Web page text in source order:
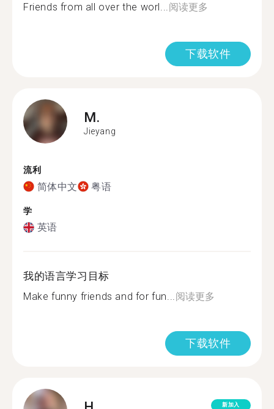
Friends from all over the worl...阅读更多
下载软件
M.
Jieyang
流利
简体中文 粤语
学
英语
我的语言学习目标
Make funny friends and for fun...阅读更多
下载软件
新加入